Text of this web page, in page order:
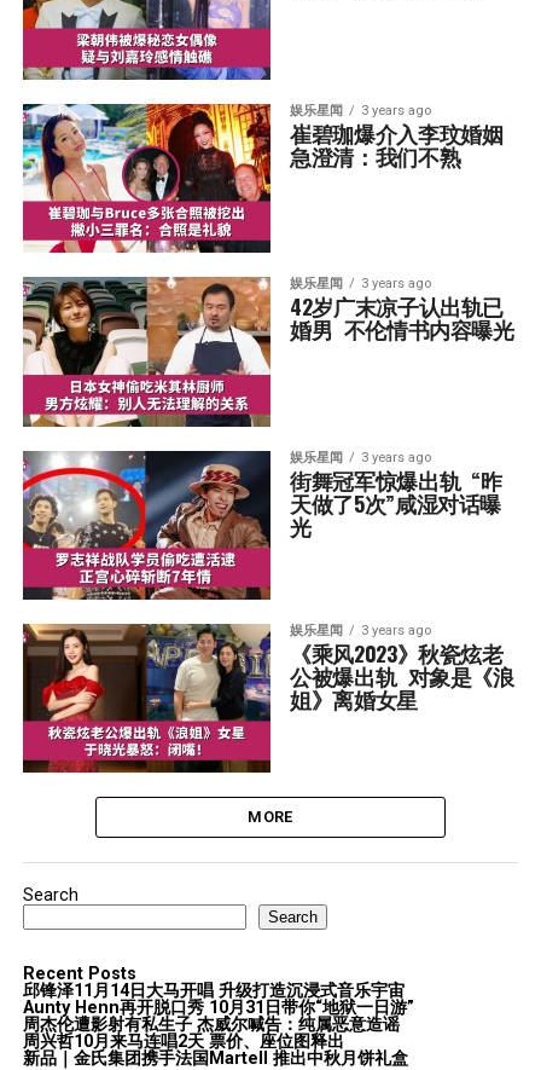
娱乐星闻 3 years ago
崔碧珈爆介入李玟婚姻
急澄清：我们不熟
娱乐星闻 3 years ago
42岁广末凉子认出轨已
婚男  不伦情书内容曝光
娱乐星闻 3 years ago
街舞冠军惊爆出轨  “昨
天做了5次”咸湿对话曝
光
娱乐星闻 3 years ago
《乘风2023》秋瓷炫老
公被爆出轨  对象是《浪
姐》离婚女星
MORE
Search
Search
Recent Posts
邱锋泽11月14日大马开唱 升级打造沉浸式音乐宇宙
Aunty Henn再开脱口秀 10月31日带你“地狱一日游”
周杰伦遭影射有私生子 杰威尔喊告：纯属恶意造谣
周兴哲10月来马连唱2天 票价、座位图释出
新品｜金氏集团携手法国Martell 推出中秋月饼礼盒